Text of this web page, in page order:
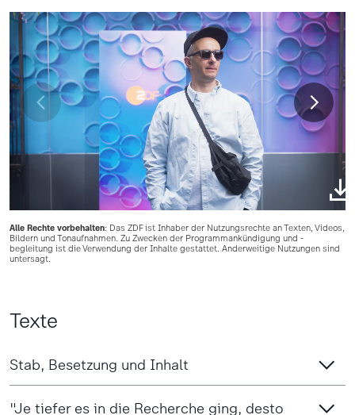
Alle Rechte vorbehalten: Das ZDF ist Inhaber der Nutzungsrechte an Texten, Videos,
Bildern und Tonaufnahmen. Zu Zwecken der Programmankündigung und -
begleitung ist die Verwendung der Inhalte gestattet. Anderweitige Nutzungen sind
untersagt.
Texte
Stab, Besetzung und Inhalt
"Je tiefer es in die Recherche ging, desto